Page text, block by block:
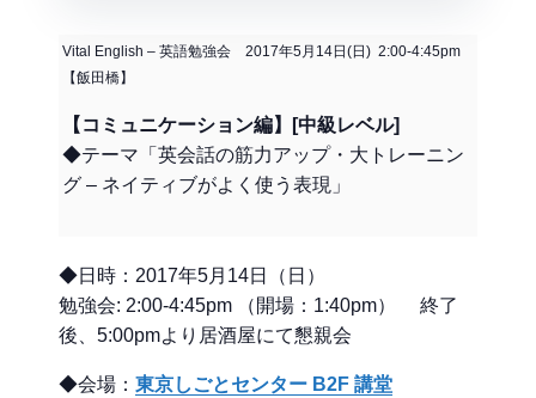
Vital English – 英語勉強会 2017年5月14日(日) 2:00-4:45pm
【飯田橋】
【コミュニケーション編】[中級レベル]
◆テーマ「英会話の筋力アップ・大トレーニン
グ – ネイティブがよく使う表現」
◆日時：2017年5月14日（日）
勉強会: 2:00-4:45pm （開場：1:40pm） 終了
後、5:00pmより居酒屋にて懇親会
◆会場： 東京しごとセンター B2F 講堂